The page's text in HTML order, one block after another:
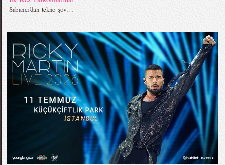
Sabancı’dan tekno şov…